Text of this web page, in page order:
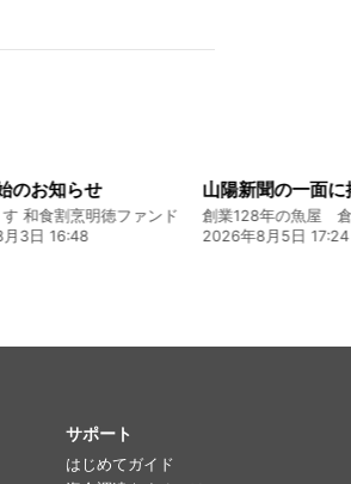
創業128年の魚屋 倉敷「魚春」ファンド
5日 17:24
2026年7月22日 08:10
サポート
はじめてガイド